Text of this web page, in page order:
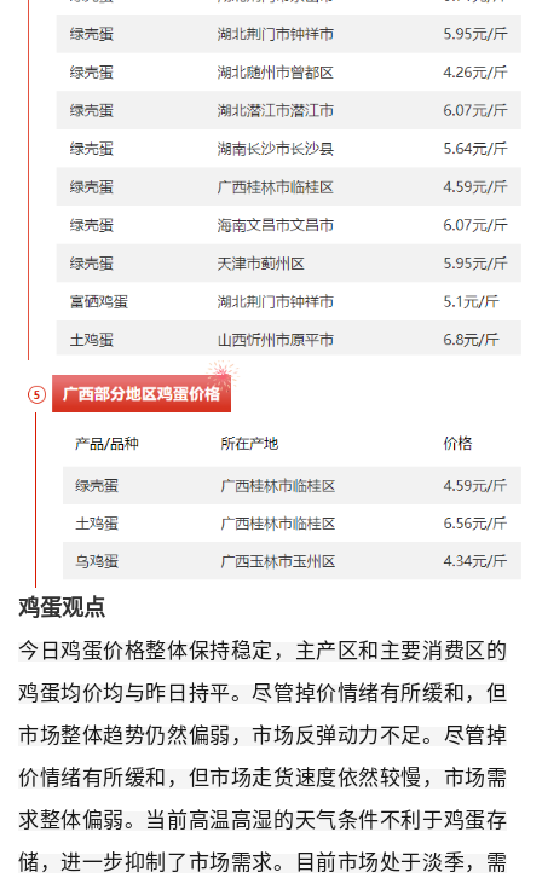
鸡蛋观点
今日鸡蛋价格整体保持稳定，主产区和主要消费区的
鸡蛋均价均与昨日持平。尽管掉价情绪有所缓和，但
市场整体趋势仍然偏弱，市场反弹动力不足。尽管掉
价情绪有所缓和，但市场走货速度依然较慢，市场需
求整体偏弱。当前高温高湿的天气条件不利于鸡蛋存
储，进一步抑制了市场需求。目前市场处于淡季，需